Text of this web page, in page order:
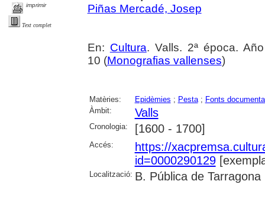
imprimir
Text complet
Piñas Mercadé, Josep
En: Cultura. Valls. 2ª época.
10 (Monografias vallenses)
Matèries: Epidèmies ; Pesta; Fonts
Àmbit:
Valls
Cronologia: [1600 - 1700]
Accés:
https://
id=0000290129
Localització: B. Pública de Tarragona